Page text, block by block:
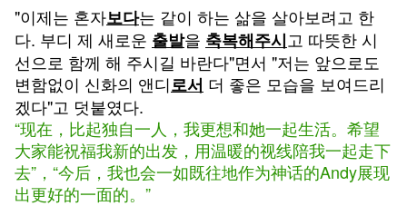
"이제는 혼자보다는 같이 하는 삶을 살아보려고 한
다. 부디 제 새로운 출발을 축복해주시고 따뜻한 시
선으로 함께 해 주시길 바란다"면서 "저는 앞으로도
변함없이 신화의 앤디로서 더 좋은 모습을 보여드리
겠다"고 덧붙였다.
“现在，比起独自一人，我更想和她一起生活。希望
大家能祝福我新的出发，用温暖的视线陪我一起走下
去”，“今后，我也会一如既往地作为神话的Andy展现
出更好的一面的。”